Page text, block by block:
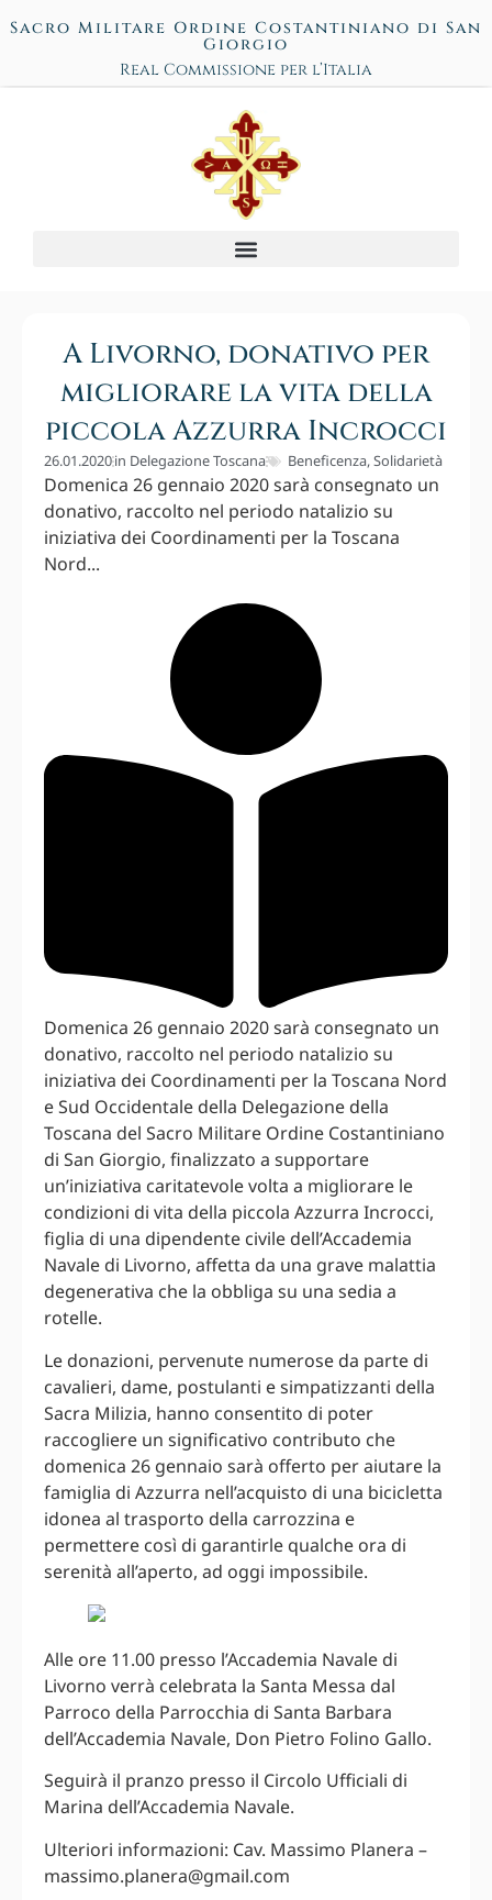
Sacro Militare Ordine Costantiniano di San
Giorgio
Real Commissione per l’Italia
A Livorno, donativo per
migliorare la vita della
piccola Azzurra Incrocci
26.01.2020in Delegazione Toscana Beneficenza,Solidarietà
Domenica 26 gennaio 2020 sarà consegnato un
donativo, raccolto nel periodo natalizio su
iniziativa dei Coordinamenti per la Toscana
Nord...
Domenica 26 gennaio 2020 sarà consegnato un
donativo, raccolto nel periodo natalizio su
iniziativa dei Coordinamenti per la Toscana Nord
e Sud Occidentale della Delegazione della
Toscana del Sacro Militare Ordine Costantiniano
di San Giorgio, finalizzato a supportare
un’iniziativa caritatevole volta a migliorare le
condizioni di vita della piccola Azzurra Incrocci,
figlia di una dipendente civile dell’Accademia
Navale di Livorno, affetta da una grave malattia
degenerativa che la obbliga su una sedia a
rotelle.
Le donazioni, pervenute numerose da parte di
cavalieri, dame, postulanti e simpatizzanti della
Sacra Milizia, hanno consentito di poter
raccogliere un significativo contributo che
domenica 26 gennaio sarà offerto per aiutare la
famiglia di Azzurra nell’acquisto di una bicicletta
idonea al trasporto della carrozzina e
permettere così di garantirle qualche ora di
serenità all’aperto, ad oggi impossibile.
Alle ore 11.00 presso l’Accademia Navale di
Livorno verrà celebrata la Santa Messa dal
Parroco della Parrocchia di Santa Barbara
dell’Accademia Navale, Don Pietro Folino Gallo.
Seguirà il pranzo presso il Circolo Ufficiali di
Marina dell’Accademia Navale.
Ulteriori informazioni: Cav. Massimo Planera –
massimo.planera@gmail.com